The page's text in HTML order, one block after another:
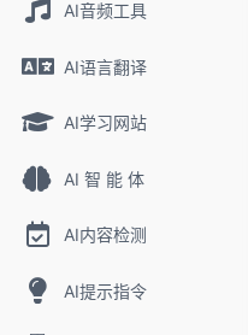
AI音频工具
AI语言翻译
AI学习网站
AI 智 能 体
AI内容检测
AI提示指令